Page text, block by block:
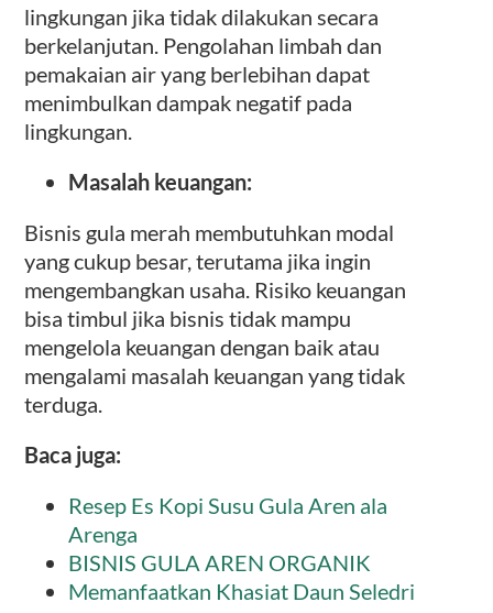
lingkungan jika tidak dilakukan secara
berkelanjutan. Pengolahan limbah dan
pemakaian air yang berlebihan dapat
menimbulkan dampak negatif pada
lingkungan.
Masalah keuangan:
Bisnis gula merah membutuhkan modal
yang cukup besar, terutama jika ingin
mengembangkan usaha. Risiko keuangan
bisa timbul jika bisnis tidak mampu
mengelola keuangan dengan baik atau
mengalami masalah keuangan yang tidak
terduga.
Baca juga:
Resep Es Kopi Susu Gula Aren ala
Arenga
BISNIS GULA AREN ORGANIK
Memanfaatkan Khasiat Daun Seledri